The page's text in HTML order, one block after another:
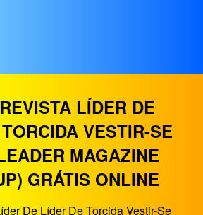
LÍDER DE
VESTIR-SE
MAGAZINE
GRÁTIS ONLINE
De Líder De Torcida Vestir-Se